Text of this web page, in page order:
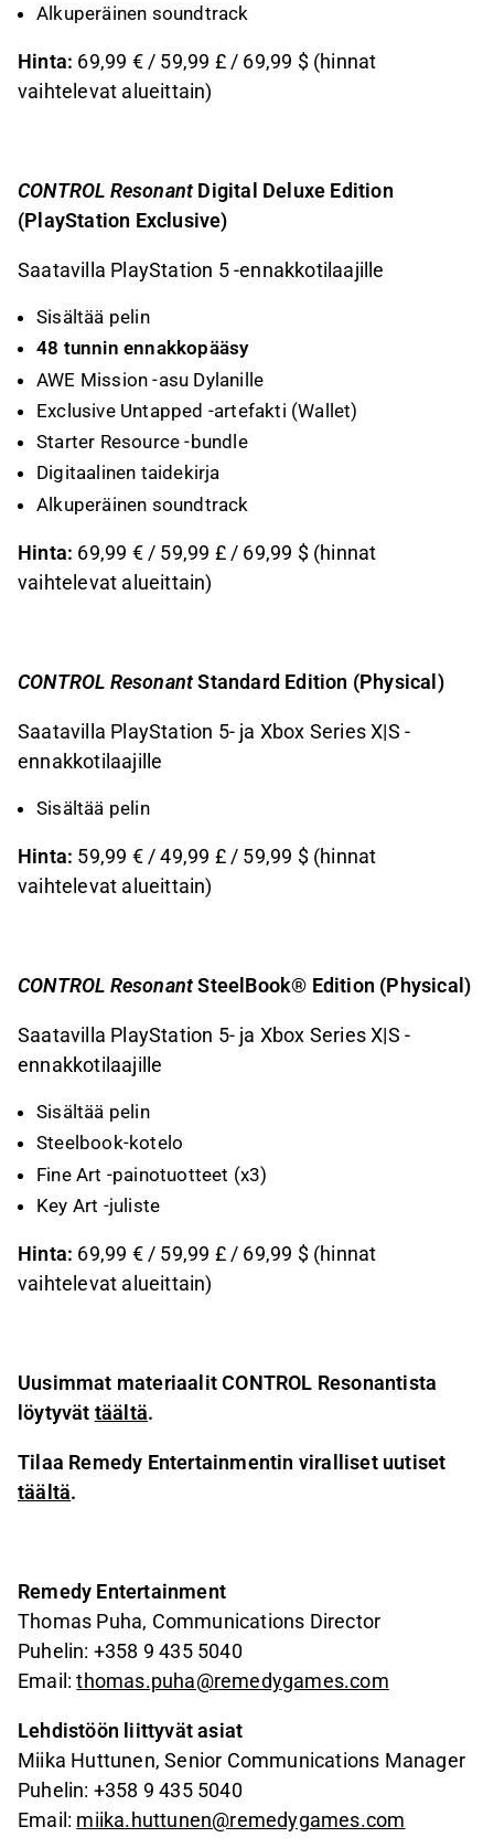
Alkuperäinen soundtrack
Hinta: 69,99 € / 59,99 £ / 69,99 $ (hinnat
vaihtelevat alueittain)
CONTROL Resonant Digital Deluxe Edition
(PlayStation Exclusive)
Saatavilla PlayStation 5 -ennakkotilaajille
Sisältää pelin
48 tunnin ennakkopääsy
AWE Mission -asu Dylanille
Exclusive Untapped -artefakti (Wallet)
Starter Resource -bundle
Digitaalinen taidekirja
Alkuperäinen soundtrack
Hinta: 69,99 € / 59,99 £ / 69,99 $ (hinnat
vaihtelevat alueittain)
CONTROL ResonantStandard Edition (Physical)
Saatavilla PlayStation 5- ja Xbox Series X|S -
ennakkotilaajille
Sisältää pelin
Hinta: 59,99 € / 49,99 £ / 59,99 $ (hinnat
vaihtelevat alueittain)
CONTROL ResonantSteelBook® Edition (Physical)
Saatavilla PlayStation 5- ja Xbox Series X|S -
ennakkotilaajille
Sisältää pelin
Steelbook-kotelo
Fine Art -painotuotteet (x3)
Key Art -juliste
Hinta: 69,99 € / 59,99 £ / 69,99 $ (hinnat
vaihtelevat alueittain)
Uusimmat materiaalit CONTROL Resonantista
löytyvät täältä.
Tilaa Remedy Entertainmentin viralliset uutiset
täältä.
Remedy Entertainment
Thomas Puha, Communications Director
Puhelin: +358 9 435 5040
Email:thomas.puha@remedygames.com
Lehdistöön liittyvät asiat
Miika Huttunen, Senior Communications Manager
Puhelin: +358 9 435 5040
Email: miika.huttunen@remedygames.com